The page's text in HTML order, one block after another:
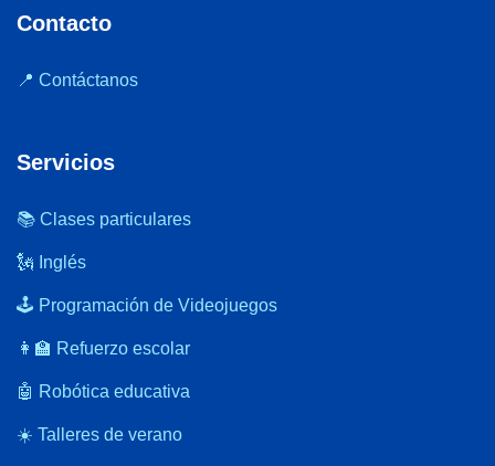
Contacto
📍 Contáctanos
Servicios
📚 Clases particulares
🗽 Inglés
🕹️ Programación de Videojuegos
👩‍🏫 Refuerzo escolar
🤖 Robótica educativa
☀️ Talleres de verano